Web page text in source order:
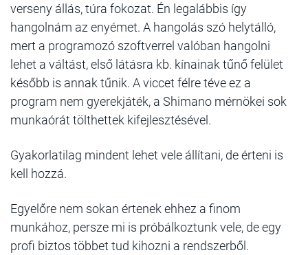
verseny állás, túra fokozat. Én legalábbis így
hangolnám az enyémet. A hangolás szó helytálló,
mert a programozó szoftverrel valóban hangolni
lehet a váltást, első látásra kb. kínainak tűnő felület
később is annak tűnik. A viccet félre téve ez a
program nem gyerekjáték, a Shimano mérnökei sok
munkaórát tölthettek kifejlesztésével.
Gyakorlatilag mindent lehet vele állítani, de érteni is
kell hozzá.
Egyelőre nem sokan értenek ehhez a finom
munkához, persze mi is próbálkoztunk vele, de egy
profi biztos többet tud kihozni a rendszerből.